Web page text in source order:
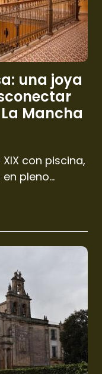
una joya
Mancha
con piscina,
pleno